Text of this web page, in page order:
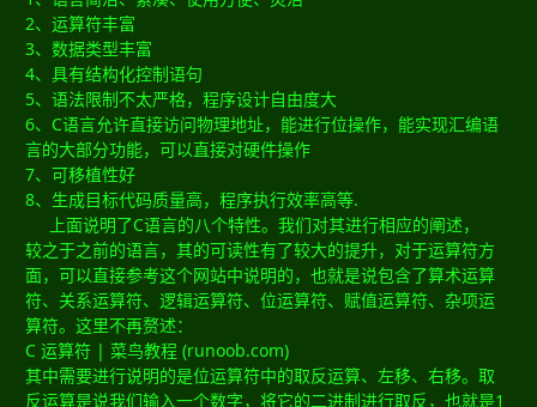
2、运算符丰富
3、数据类型丰富
4、具有结构化控制语句
5、语法限制不太严格，程序设计自由度大
6、C语言允许直接访问物理地址，能进行位操作，能实现汇编语
言的大部分功能，可以直接对硬件操作
7、可移植性好
8、生成目标代码质量高，程序执行效率高等.
上面说明了C语言的八个特性。我们对其进行相应的阐述，
较之于之前的语言，其的可读性有了较大的提升，对于运算符方
面，可以直接参考这个网站中说明的，也就是说包含了算术运算
符、关系运算符、逻辑运算符、位运算符、赋值运算符、杂项运
算符。这里不再赘述：
C 运算符 | 菜鸟教程 (runoob.com)
其中需要进行说明的是位运算符中的取反运算、左移、右移。取
反运算是说我们输入一个数字，将它的二进制进行取反，也就是1